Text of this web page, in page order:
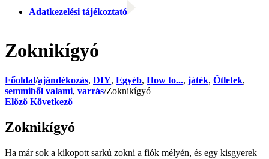
Adatkezelési tájékoztató
Zoknikígyó
Főoldal/ajándékozás, DIY, Egyéb, How to..., játék, Ötletek,
semmiből valami, varrás/Zoknikígyó
Előző Következő
Zoknikígyó
Ha már sok a kikopott sarkú zokni a fiók mélyén, és egy kisgyerek